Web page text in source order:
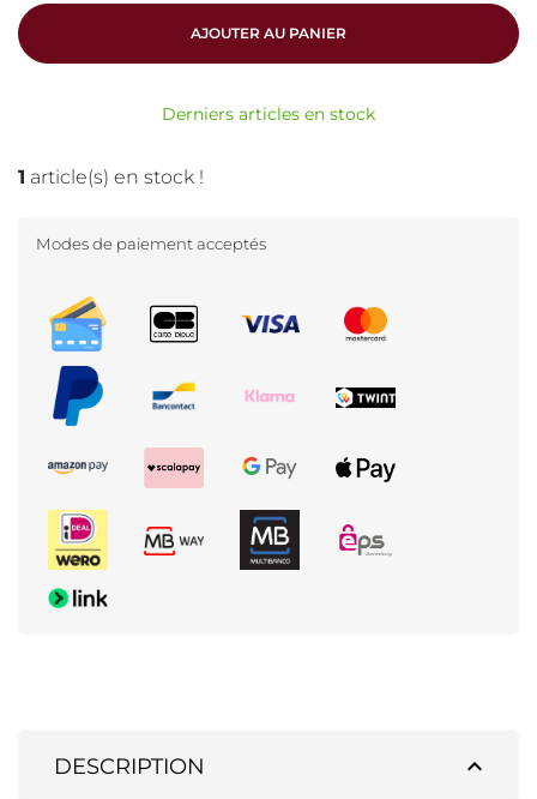
AJOUTER AU PANIER
Derniers articles en stock
1 article(s) en stock !
Modes de paiement acceptés
expand_less
DESCRIPTION